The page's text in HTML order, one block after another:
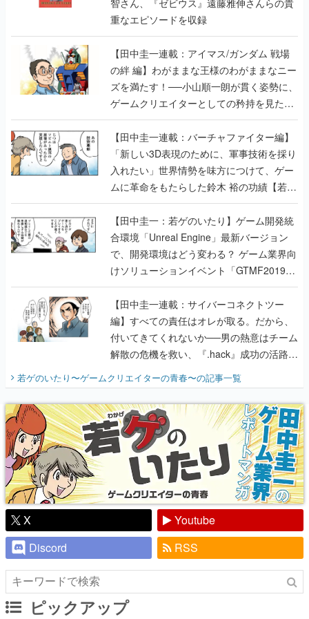
重なエピソードを収録
【田中圭一連載：アイマス/ガンダム 戦場
の絆 編】わがままな王様のわがままなニー
ズを満たす！──小山順一朗が貫く姿勢に、
ゲームクリエイターとしての矜持を見た
【若ゲのいたり最終回】
【田中圭一連載：バーチャファイター編】
「新しい3D表現のために、軍事技術を採り
入れたい」世界情勢を味方につけて、ゲー
ムに革命をもたらした鈴木 裕の功績【若ゲ
のいたり】
【田中圭一：若ゲのいたり】ゲーム開発統
合環境「Unreal Engine」最新バージョン
で、開発環境はどう変わる？ ゲーム業界向
けソリューションイベント「GTMF2019」
に行って、より理解を深めよう【PR】
【田中圭一連載：サイバーコネクトツー
編】すべての責任はオレが取る。だから、
付いてきてくれないか──男の熱意はチーム
解散の危機を救い、『.hack』成功の活路を
『少年ジャンプ』色だった【若ゲのいた
り】
若ゲのいたり〜ゲームクリエイターの青春〜の記事一覧
X
Youtube
Discord
RSS
ピックアップ